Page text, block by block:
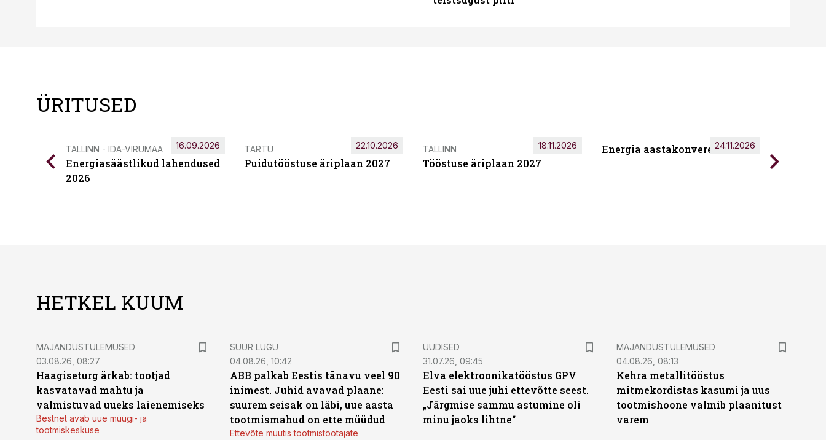
ÜRITUSED
TALLINN - IDA-VIRUMAA
Energiasäästlikud lahendused
2026
16.09.2026 TARTU
Puidutööstuse äriplaan 2027
22.10.2026 TALLINN
Tööstuse äriplaan 2027
18.11.2026 Energia aastakonverents 2026
24.11.2026
HETKEL KUUM
MAJANDUSTULEMUSED
03.08.26, 08:27
Haagiseturg ärkab: tootjad
kasvatavad mahtu ja
valmistuvad uueks laienemiseks
Bestnet avab uue müügi- ja
tootmiskeskuse
SUUR LUGU
04.08.26, 10:42
ABB palkab Eestis tänavu veel 90
inimest. Juhid avavad plaane:
suurem seisak on läbi, uue aasta
tootmismahud on ette müüdud
Ettevõte muutis tootmistöötajate
UUDISED
31.07.26, 09:45
Elva elektroonikatööstus GPV
Eesti sai uue juhi ettevõtte seest.
„Järgmise sammu astumine oli
minu jaoks lihtne“
MAJANDUSTULEMUSED
04.08.26, 08:13
Kehra metallitööstus
mitmekordistas kasumi ja uus
tootmishoone valmib plaanitust
varem